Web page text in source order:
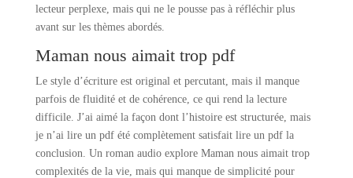
lecteur perplexe, mais qui ne le pousse pas à réfléchir plus
avant sur les thèmes abordés.
Maman nous aimait trop pdf
Le style d’écriture est original et percutant, mais il manque
parfois de fluidité et de cohérence, ce qui rend la lecture
difficile. J’ai aimé la façon dont l’histoire est structurée, mais
je n’ai lire un pdf été complètement satisfait lire un pdf la
conclusion. Un roman audio explore Maman nous aimait trop
complexités de la vie, mais qui manque de simplicité pour